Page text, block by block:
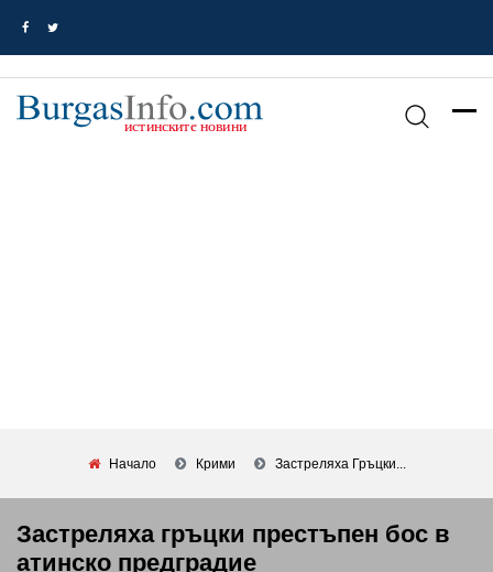
Начало Крими Застреляха Гръцки...
Застреляха гръцки престъпен бос в
атинско предградие